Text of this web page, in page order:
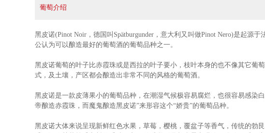
Domaine Rossignol-Trapet酒庄是勃艮第经典的联姻产物，是和Volnay村知名
Chambertin、Latricières-Chambertin和Chapelle-Chambertin特级园，并且早在
葡萄介绍
黑皮诺(Pinot Noir，德国叫Spätburgunder，意大利又叫做Pinot Nero)是起源
公认为可以酿造最好的葡萄酒的葡萄品种之一。
黑皮诺葡萄的叶子比赤霞珠或是西拉的叶子要小，枝叶本身的也不像其它葡
式，及土壤，产区都会酿造出非常不同的风格的葡萄酒。
黑皮诺是一款皮薄果小的葡萄品种，在潮湿气候极容易腐烂，也很容易感染
帝酿造赤霞珠，而魔鬼酿造黑皮诺”来形容这个“娇贵”的葡萄品种。
黑皮诺大体来说呈现新鲜红色水果，草莓，樱桃，覆盆子等香气，传统的勃